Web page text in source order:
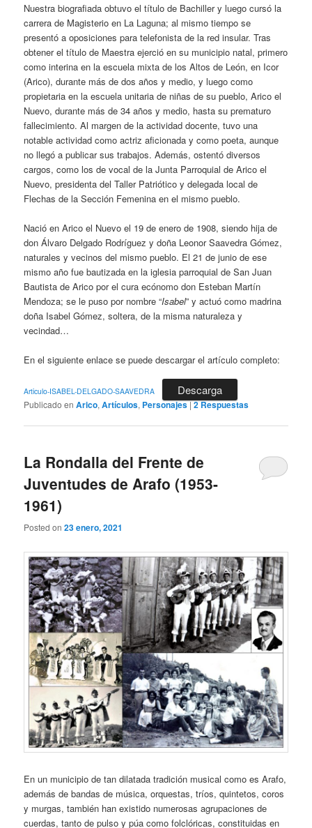
Nuestra biografiada obtuvo el título de Bachiller y luego cursó la
carrera de Magisterio en La Laguna; al mismo tiempo se
presentó a oposiciones para telefonista de la red insular. Tras
obtener el título de Maestra ejerció en su municipio natal, primero
como interina en la escuela mixta de los Altos de León, en Icor
(Arico), durante más de dos años y medio, y luego como
propietaria en la escuela unitaria de niñas de su pueblo, Arico el
Nuevo, durante más de 34 años y medio, hasta su prematuro
fallecimiento. Al margen de la actividad docente, tuvo una
notable actividad como actriz aficionada y como poeta, aunque
no llegó a publicar sus trabajos. Además, ostentó diversos
cargos, como los de vocal de la Junta Parroquial de Arico el
Nuevo, presidenta del Taller Patriótico y delegada local de
Flechas de la Sección Femenina en el mismo pueblo.
Nació en Arico el Nuevo el 19 de enero de 1908, siendo hija de
don Álvaro Delgado Rodríguez y doña Leonor Saavedra Gómez,
naturales y vecinos del mismo pueblo. El 21 de junio de ese
mismo año fue bautizada en la iglesia parroquial de San Juan
Bautista de Arico por el cura ecónomo don Esteban Martín
Mendoza; se le puso por nombre “Isabel” y actuó como madrina
doña Isabel Gómez, soltera, de la misma naturaleza y
vecindad…
En el siguiente enlace se puede descargar el artículo completo:
Articulo-ISABEL-DELGADO-SAAVEDRA Descarga
Publicado en Arico,Artículos, Personajes|2Respuestas
La Rondalla del Frente de
Juventudes de Arafo (1953-
1961)
Posted on23 enero, 2021
En un municipio de tan dilatada tradición musical como es Arafo,
además de bandas de música, orquestas, tríos, quintetos, coros
y murgas, también han existido numerosas agrupaciones de
cuerdas, tanto de pulso y púa como folclóricas, constituidas en